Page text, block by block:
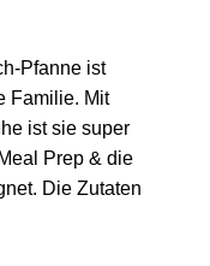
Pfanne ist
Familie. Mit
ist sie super
Prep & die
Die Zutaten